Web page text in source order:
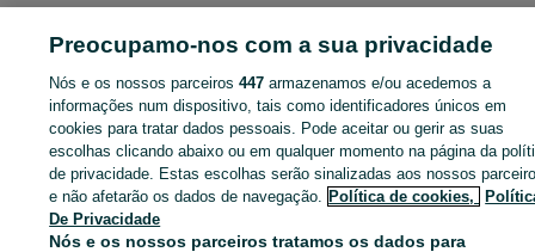
Entra na tua conta OLX ou cria uma nova para contactares
anunciante
Entrar ou criar conta
Preocupamo-nos com a sua privacidade
Nós e os nossos parceiros447 armazenamos e/ou acedemos a
informações num dispositivo, tais como identificadores únicos em
cookies para tratar dados pessoais. Pode aceitar ou gerir as suas
escolhas clicando abaixo ou em qualquer momento na página da
de privacidade. Estas escolhas serão sinalizadas aos nossos
e não afetarão os dados de navegação. Política de cookies,
De Privacidade
Nós e os nossos parceiros tratamos os dados para